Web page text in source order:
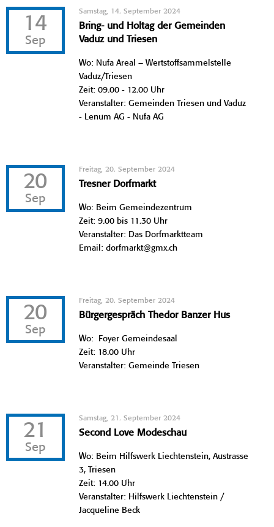
14
Sep
Samstag, 14. September 2024
Bring- und Holtag der Gemeinden
Vaduz und Triesen
Wo: Nufa Areal – Wertstoffsammelstelle
Vaduz/Triesen
Zeit: 09.00 - 12.00 Uhr
Veranstalter: Gemeinden Triesen und Vaduz
- Lenum AG - Nufa AG
20
Sep
Freitag, 20. September 2024
Tresner Dorfmarkt
Wo: Beim Gemeindezentrum
Zeit: 9.00 bis 11.30 Uhr
Veranstalter: Das Dorfmarktteam
Email: dorfmarkt@gmx.ch
20
Sep
Freitag, 20. September 2024
Bürgergespräch Thedor Banzer Hus
Wo: Foyer Gemeindesaal
Zeit: 18.00 Uhr
Veranstalter: Gemeinde Triesen
21
Sep
Samstag, 21. September 2024
Second Love Modeschau
Wo: Beim Hilfswerk Liechtenstein, Austrasse
3, Triesen
Zeit: 14.00 Uhr
Veranstalter: Hilfswerk Liechtenstein /
Jacqueline Beck